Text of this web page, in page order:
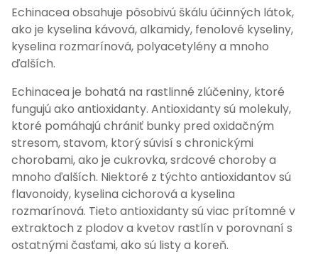
Echinacea obsahuje pôsobivú škálu účinných látok,
ako je kyselina kávová, alkamidy, fenolové kyseliny,
kyselina rozmarínová, polyacetylény a mnoho
ďalších.
Echinacea je bohatá na rastlinné zlúčeniny, ktoré
fungujú ako antioxidanty. Antioxidanty sú molekuly,
ktoré pomáhajú chrániť bunky pred oxidačným
stresom, stavom, ktorý súvisí s chronickými
chorobami, ako je cukrovka, srdcové choroby a
mnoho ďalších. Niektoré z týchto antioxidantov sú
flavonoidy, kyselina cichorová a kyselina
rozmarínová. Tieto antioxidanty sú viac prítomné v
extraktoch z plodov a kvetov rastlín v porovnaní s
ostatnými časťami, ako sú listy a koreň.